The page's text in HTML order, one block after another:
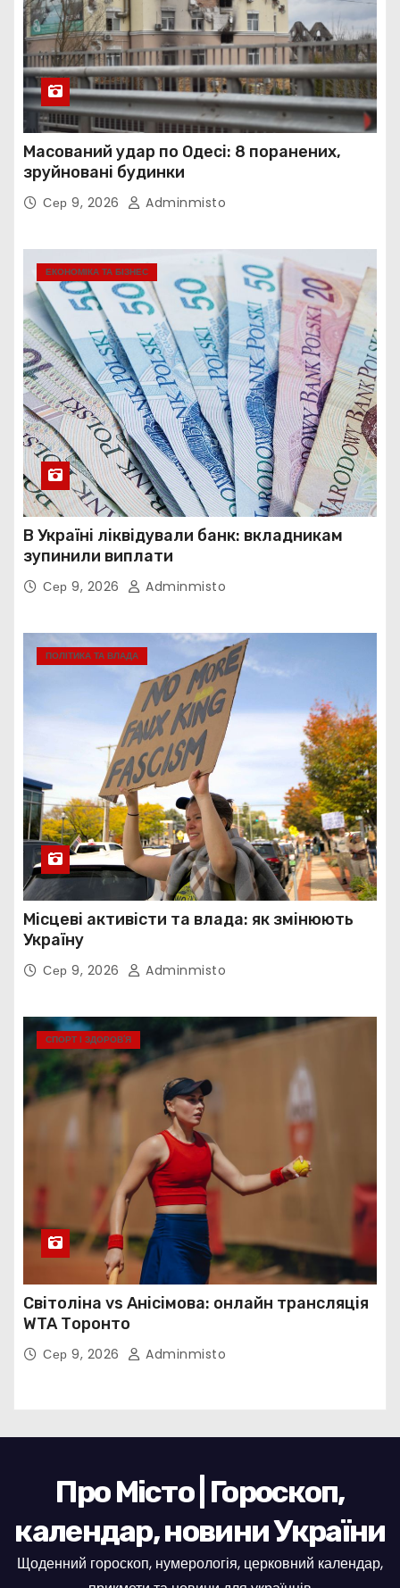
Масований удар по Одесі: 8 поранених,
зруйновані будинки
Сер 9, 2026 Adminmisto
ЕКОНОМІКА ТА БІЗНЕС
В Україні ліквідували банк: вкладникам
зупинили виплати
Сер 9, 2026 Adminmisto
ПОЛІТИКА ТА ВЛАДА
Місцеві активісти та влада: як змінюють
Україну
Сер 9, 2026 Adminmisto
СПОРТ І ЗДОРОВ’Я
Світоліна vs Анісімова: онлайн трансляція
WTA Торонто
Сер 9, 2026 Adminmisto
Про Місто | Гороскоп,
календар, новини України
Щоденний гороскоп, нумерологія, церковний календар,